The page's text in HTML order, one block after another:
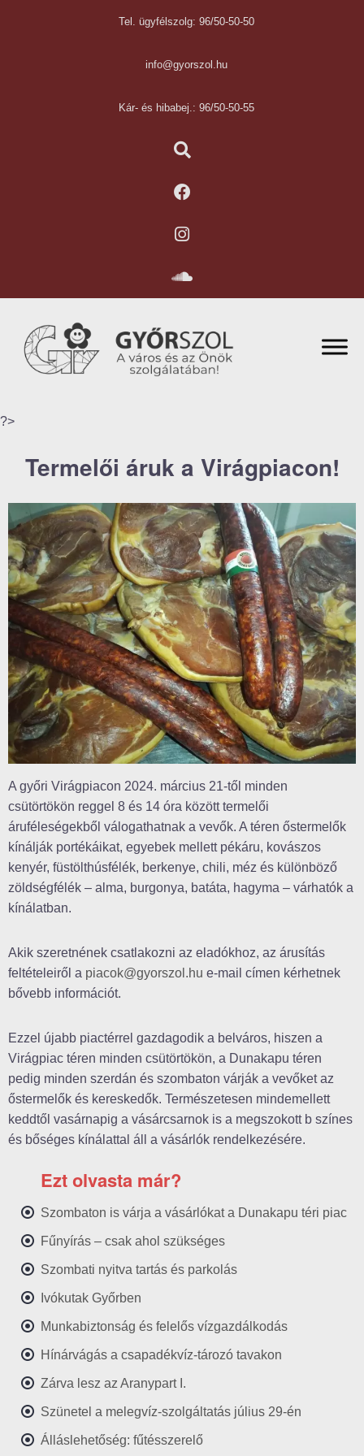
Tel. ügyfélszolg: 96/50-50-50
info@gyorszol.hu
Kár- és hibabej.: 96/50-50-55
?>
Termelői áruk a Virágpiacon!
A győri Virágpiacon 2024. március 21-től minden
csütörtökön reggel 8 és 14 óra között termelői
áruféleségekből válogathatnak a vevők. A téren őstermelők
kínálják portékáikat, egyebek mellett pékáru, kovászos
kenyér, füstölthúsfélék, berkenye, chili, méz és különböző
zöldségfélék – alma, burgonya, batáta, hagyma – várhatók a
kínálatban.
Akik szeretnének csatlakozni az eladókhoz, az árusítás
feltételeiről a piacok@gyorszol.hu e-mail címen kérhetnek
bővebb információt.
Ezzel újabb piactérrel gazdagodik a belváros, hiszen a
Virágpiac téren minden csütörtökön, a Dunakapu téren
pedig minden szerdán és szombaton várják a vevőket az
őstermelők és kereskedők. Természetesen mindemellett
keddtől vasárnapig a vásárcsarnok is a megszokott b színes
és bőséges kínálattal áll a vásárlók rendelkezésére.
Ezt olvasta már?
Szombaton is várja a vásárlókat a Dunakapu téri piac
Fűnyírás – csak ahol szükséges
Szombati nyitva tartás és parkolás
Ivókutak Győrben
Munkabiztonság és felelős vízgazdálkodás
Hínárvágás a csapadékvíz-tározó tavakon
Zárva lesz az Aranypart I.
Szünetel a melegvíz-szolgáltatás július 29-én
Álláslehetőség: fűtésszerelő